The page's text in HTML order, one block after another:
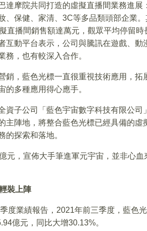
達摩院共同打造的虛擬直播間業務進
、保健、家清、3C等多品類頭部企業
直播間銷售額達萬元，觀眾平均停留
互動平台表示，公司與騰訊在遊戲、動
務，也有較深入合作。
銷，藍色光標一直很重視技術應用，拓
的多種應用得心應手。
資子公司「藍色宇宙數字科技有限公
主陣地，將整合藍色光標已經具備的虛
的探索和落地。
元，宣佈大手筆進軍元宇宙，並非心
裝上陣
度業績報告，2021年前三季度，藍色
億元，同比大增30.13%。